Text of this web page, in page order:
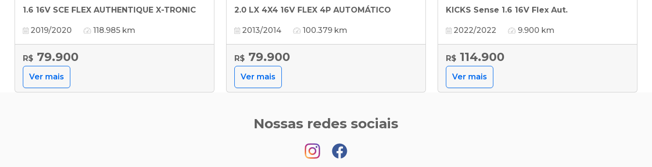
1.6 16V SCE FLEX AUTHENTIQUE X-TRONIC
2019/2020 118.985 km
R$ 79.900
Ver mais
2.0 LX 4X4 16V FLEX 4P AUTOMÁTICO
2013/2014 100.379 km
R$ 79.900
Ver mais
KICKS Sense 1.6 16V Flex Aut.
2022/2022 9.900 km
R$ 114.900
Ver mais
Nossas redes sociais